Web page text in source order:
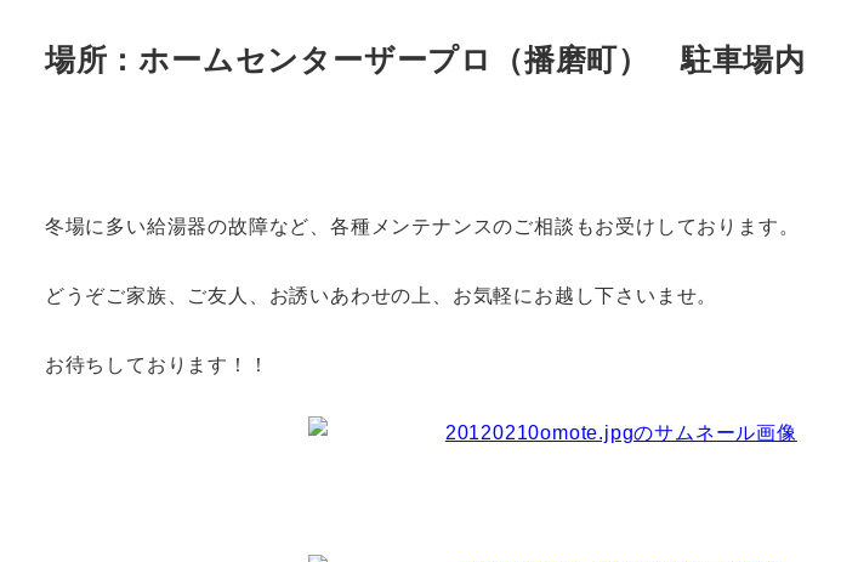
場所：ホームセンターザープロ（播磨町） 駐車場内
冬場に多い給湯器の故障など、各種メンテナンスのご相談もお受けしております。
どうぞご家族、ご友人、お誘いあわせの上、お気軽にお越し下さいませ。
お待ちしております！！